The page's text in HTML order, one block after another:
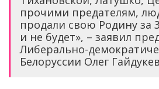
прочими предателям,
продали свою Родину за
и не будет», – заявил
Либерально-
Белоруссии Олег